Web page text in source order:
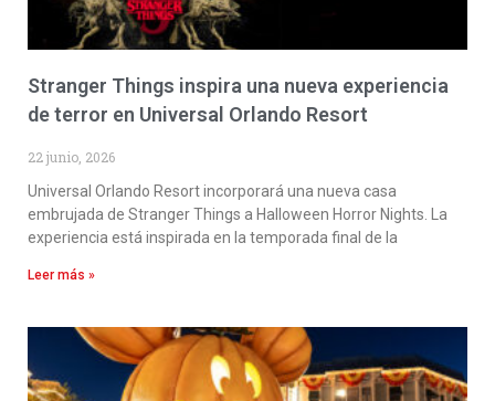
Stranger Things inspira una nueva experiencia
de terror en Universal Orlando Resort
22 junio, 2026
Universal Orlando Resort incorporará una nueva casa
embrujada de Stranger Things a Halloween Horror Nights. La
experiencia está inspirada en la temporada final de la
Leer más »